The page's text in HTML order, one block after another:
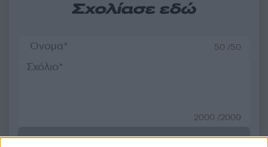
Σχολίασε εδώ
50 /50
2000 /2000
Υποβολή σχολίου